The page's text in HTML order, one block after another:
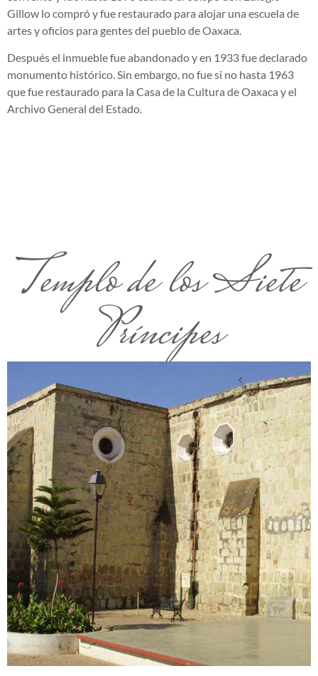
Gillow lo compró y fue restaurado para alojar una escuela de
artes y oficios para gentes del pueblo de Oaxaca.
Después el inmueble fue abandonado y en 1933 fue declarado
monumento histórico. Sin embargo, no fue si no hasta 1963
que fue restaurado para la Casa de la Cultura de Oaxaca y el
Archivo General del Estado.
Templo de los Siete
Príncipes